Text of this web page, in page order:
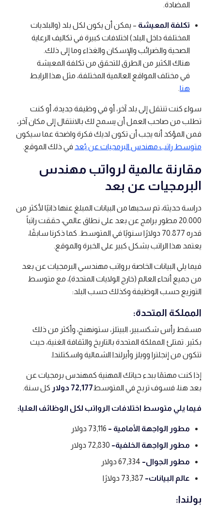
المضادة.
تكلفة المعيشة – يمكن أن يكون لكل بلد (والبلديات
المختلفة داخل البلد) اختلافات كبيرة في تكاليف الرعاية
الصحية والضرائب والإسكان والغذاء وما إلى ذلك.
هناك الكثير من الطرق للتحقق من تكلفة المعيشة
في مختلف المواقع العالمية المختلفة، مثل هذا الرابط
هنا.
سواء كنت تنتقل إلى بلد آخر، أو في وظيفة جديدة، أو كنت
تطلب من صاحب العمل أن يسمح لك بالانتقال إلى مكان آخر،
فمن المؤكد أنه يجب أن تكون لديك فكرة واضحة عما سيكون
متوسط ​​راتب مهندس البرمجيات عن بُعد في ذلك الموقع.
مقارنة عالمية لرواتب مهندس
البرمجيات عن بعد
دراسة حديثة، تم سحبها من البيانات المبلغ عنها ذاتيًا لأكثر من
20.000 مطور برامج عن بعد على نطاق عالمي، حققت راتباً
قدره 70.877 دولارًا سنويًا في المتوسط. كما ذكرنا سابقًا،
يعتمد هذا الراتب بشكل كبير على الخبرة والموقع.
فيما يلي البيانات الخاصة برواتب مهندسي البرمجيات عن بعد
من جميع أنحاء العالم (خارج الولايات المتحدة)، مع متوسط ​​
التوزيع حسب الوظيفة وكذلك حسب البلد:
المملكة المتحدة:
مسقط رأس شكسبير، البيتلز، ستونهنج، وأكثر من ذلك
بكثير. تمتلئ المملكة المتحدة بالتاريخ والثقافة الغنية، حيث
تتكون من إنجلترا وويلز وأيرلندا الشمالية واسكتلندا.
إذا كنت مهتمًا ببدء حياتك المهنية كمهندس برمجيات عن
بعد هنا، فسوف تربح في المتوسط72,177 دولار كل سنة.
فيما يلي متوسط ​​اختلافات الرواتب لكل الوظائف العليا:
مطور الواجهة الأمامية –
مطور الواجهة الخلفية–
مطور الجوال–
عالم البيانات–
بولندا: